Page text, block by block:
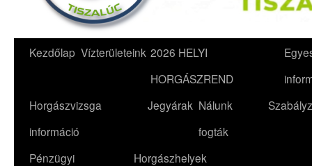
Kilépés
tartalomba
Kezdőlap Vízterületeink 2026 HELYI
HORGÁSZREND
Horgászvizsga
információ
Jegyárak Nálunk
fogták
Pénzügyi
Horgászhelyek